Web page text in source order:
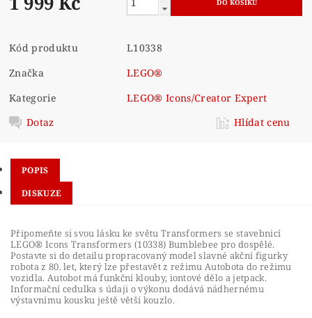
Kód produktu
L10338
Značka
LEGO®
Kategorie
LEGO® Icons/Creator Expert
Dotaz
Hlídat cenu
POPIS
DISKUZE
Připomeňte si svou lásku ke světu Transformers se stavebnicí
LEGO® Icons Transformers (10338) Bumblebee pro dospělé.
Postavte si do detailu propracovaný model slavné akční figurky
robota z 80. let, který lze přestavět z režimu Autobota do režimu
vozidla. Autobot má funkční klouby, iontové dělo a jetpack.
Informační cedulka s údaji o výkonu dodává nádhernému
výstavnímu kousku ještě větší kouzlo.